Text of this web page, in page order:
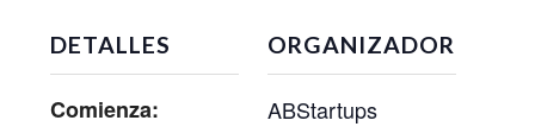
DETALLES
Comienza:
ORGANIZADOR
ABStartups